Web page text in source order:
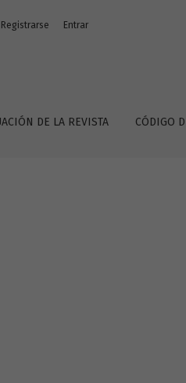
DE LA REVISTA CÓDIGO
Registrarse Entrar